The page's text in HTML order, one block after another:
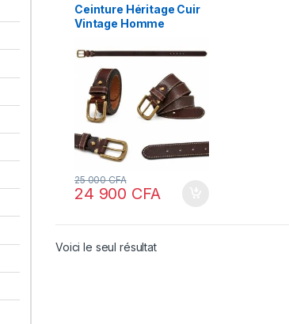
Ceinture Héritage Cuir
Vintage Homme
24 900 CFA
25 000CFA
Voici le seul résultat